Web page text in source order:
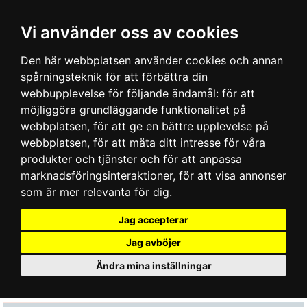
Vi använder oss av cookies
Den här webbplatsen använder cookies och annan
spårningsteknik för att förbättra din
webbupplevelse för följande ändamål: för att
möjliggöra grundläggande funktionalitet på
webbplatsen, för att ge en bättre upplevelse på
webbplatsen, för att mäta ditt intresse för våra
produkter och tjänster och för att anpassa
marknadsföringsinteraktioner, för att visa annonser
som är mer relevanta för dig.
Jag accepterar
Jag avböjer
Ändra mina inställningar